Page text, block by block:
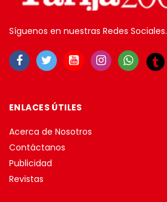
Síguenos en nuestras Redes Sociales.
ENLACES ÚTILES
Acerca de Nosotros
Contáctanos
Publicidad
Revistas